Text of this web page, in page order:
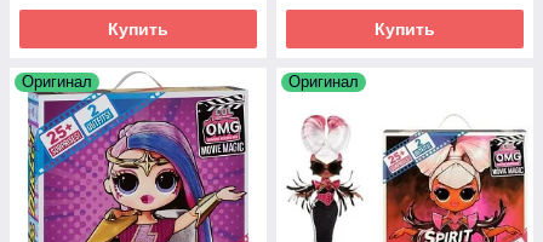
Купить Купить
Оригинал Оригинал